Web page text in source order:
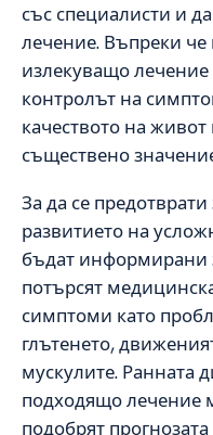
със специалисти и
лечение. Въпреки
излекуващо лечение
контролът на
качеството на
съществено
За да се
развитието на
бъдат информирани
потърсят
симптоми като
глътенето,
мускулите. Ранната
подходящо лечение
подобрят